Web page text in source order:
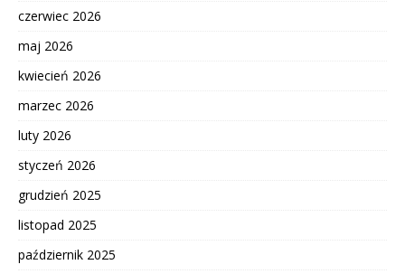
czerwiec 2026
maj 2026
kwiecień 2026
marzec 2026
luty 2026
styczeń 2026
grudzień 2025
listopad 2025
październik 2025